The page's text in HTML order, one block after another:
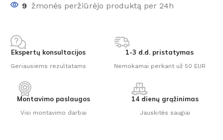
9 žmonės peržiūrėjo produktą per 24h
Ekspertų konsultacijos
Geriausiems rezultatams
1-3 d.d. pristatymas
Nemokamai perkant už 50 EUR
Montavimo paslaugos
Visi montavimo darbai
14 dienų grąžinimas
Jauskitės saugiai